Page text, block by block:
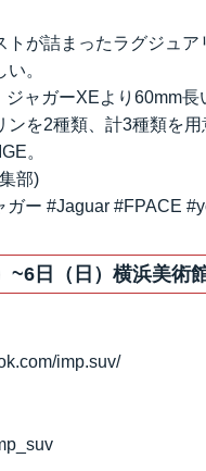
トが詰まったラグジュ
。
ジャガーXEより60mm
ンを2種類、計3種類を用
。
部)
ガー #Jaguar #FPACE
~6日（日）横浜美術
imp.suv/